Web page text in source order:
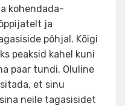
kohendada-
ja
põhjal. Kõigi
peaksid kahel kuni
paar tundi. Oluline
et sinu
neile tagasisidet